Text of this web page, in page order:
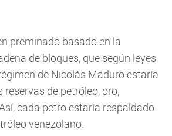
preminado basado en la
de bloques, que según leyes
de Nicolás Maduro estaría
reservas de petróleo, oro,
cada petro estaría respaldado
venezolano.